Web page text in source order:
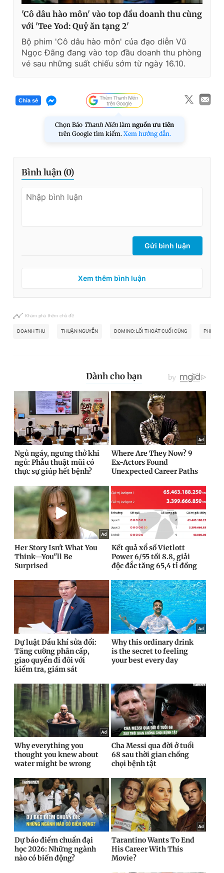
'Cô dâu hào môn' vào top đầu doanh thu cùng
với 'Tee Yod: Quỷ ăn tạng 2'
Bộ phim 'Cô dâu hào môn' của đạo diễn Vũ
Ngọc Đãng đang vào top đầu doanh thu phòng
vé sau những suất chiếu sớm từ ngày 16.10.
Chia sẻ
Chọn Báo Thanh Niên làm nguồn ưu tiên
trên Google tìm kiếm. Xem hướng dẫn.
Bình luận (0)
Gửi bình luận
Xem thêm bình luận
Khám phá thêm chủ đề
DOANH THU THUẬN NGUYỄN DOMINO: LỐI THOÁT CUỐI CÙNG PHIM